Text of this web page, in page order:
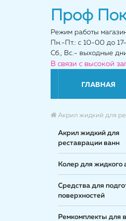
Проф
Режим работы
Пн.-Пт.: с 10-00 до
Сб., Вс.- выходные
В связи с высокой
ГЛАВНАЯ
Акрил жидкий для
Акрил жидкий для
реставрации ванн
Колер для жидкого
Средства для
поверхностей
Ремкомплекты для